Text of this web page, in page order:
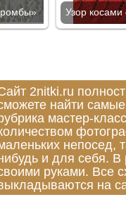
Узор косами
2nitki.ru
найти
мастер-
непосед,
и для себя.
руками. Все
на